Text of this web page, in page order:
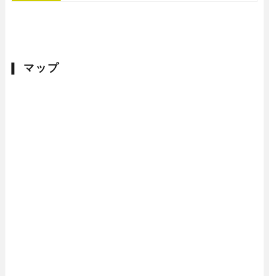
マップ